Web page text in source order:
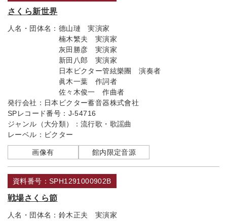
さくら新世界
人名・団体名： 德山璉 実演家
楠木繁夫 実演家
灰田勝彦 実演家
新田八郎 実演家
日本ビクター管絃樂團 演奏者
眞木一葉 作詞者
佐々木俊一 作曲者
発行会社： 日本ビクター蓄音器株式會社
SPレコード番号： J-54716
ジャンル（大分類）： 流行歌・歌謡曲
レーベル： ビクター
画像有 館内限定音源
資料番号：SPH1291000902B
戦場さくら節
人名・団体名： 鈴木正夫 実演家